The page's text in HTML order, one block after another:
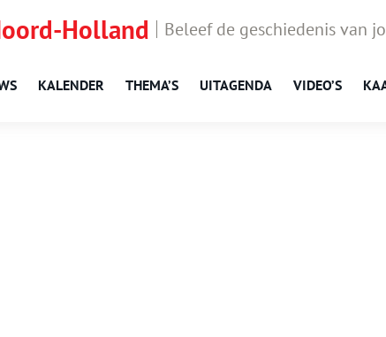
Holland Beleef de geschiedenis van
KALENDER THEMA’S UITAGENDA VIDEO’S